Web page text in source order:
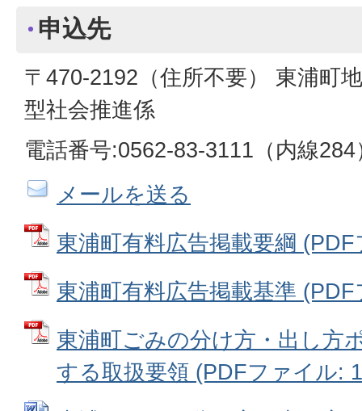
申込先
〒470-2192（住所不要） 東浦町
型社会推進係
電話番号:0562-83-3111（内線284
メールを送る
東浦町有料広告掲載要綱
東浦町有料広告掲載基準
東浦町ごみの分け方・出し方
する取扱要領 (PDFファイル: